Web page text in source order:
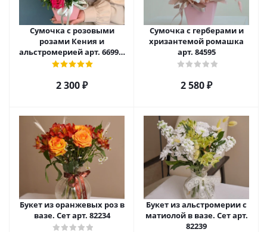
Сумочка с розовыми
розами Кения и
альстромерией арт. 66996-
Р
2 300₽
Сумочка с герберами и
хризантемой ромашка
арт. 84595
2 580₽
Букет из оранжевых роз в
вазе. Сет арт. 82234
Букет из альстромерии с
матиолой в вазе. Сет арт.
82239